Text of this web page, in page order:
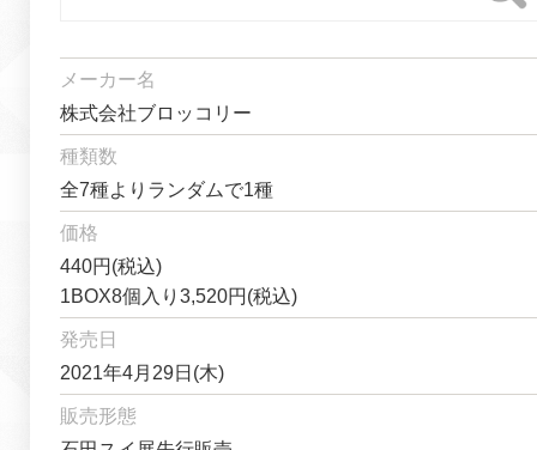
メーカー名
株式会社ブロッコリー
種類数
全7種よりランダムで1種
価格
440円(税込)
1BOX8個入り3,520円(税込)
発売日
2021年4月29日(木)
販売形態